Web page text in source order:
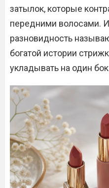
затылок, которые
передними волосами.
разновидность
богатой истории
укладывать на один